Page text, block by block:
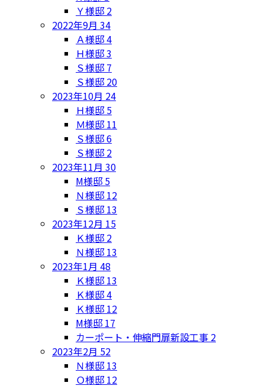
Ｙ様邸 2
2022年9月 34
Ａ様邸4
Ｈ様邸3
Ｓ様邸 7
Ｓ様邸 20
2023年10月 24
Ｈ様邸 5
Ｍ様邸 11
Ｓ様邸6
Ｓ様邸 2
2023年11月 30
M様邸 5
Ｎ様邸 12
Ｓ様邸 13
2023年12月 15
Ｋ様邸 2
Ｎ様邸 13
2023年1月 48
Ｋ様邸 13
Ｋ様邸4
Ｋ様邸 12
M様邸 17
カーポート・伸縮門扉新設工事 2
2023年2月 52
Ｎ様邸 13
Ｏ様邸 12